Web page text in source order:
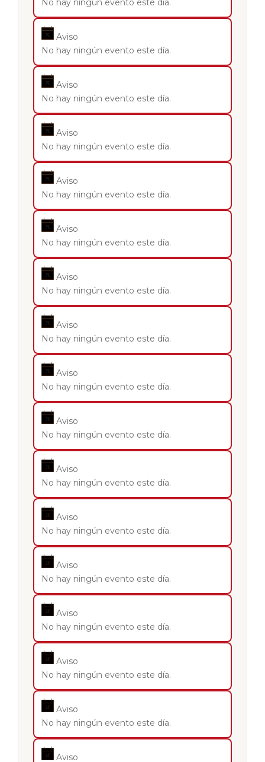
Aviso
No hay ningún evento este día.
Aviso
No hay ningún evento este día.
Aviso
No hay ningún evento este día.
Aviso
No hay ningún evento este día.
Aviso
No hay ningún evento este día.
Aviso
No hay ningún evento este día.
Aviso
No hay ningún evento este día.
Aviso
No hay ningún evento este día.
Aviso
No hay ningún evento este día.
Aviso
No hay ningún evento este día.
Aviso
No hay ningún evento este día.
Aviso
No hay ningún evento este día.
Aviso
No hay ningún evento este día.
Aviso
No hay ningún evento este día.
Aviso
No hay ningún evento este día.
Aviso